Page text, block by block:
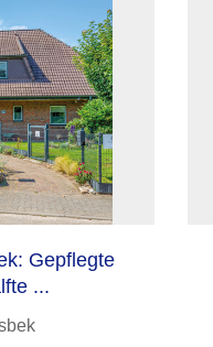
Gepflegte
...